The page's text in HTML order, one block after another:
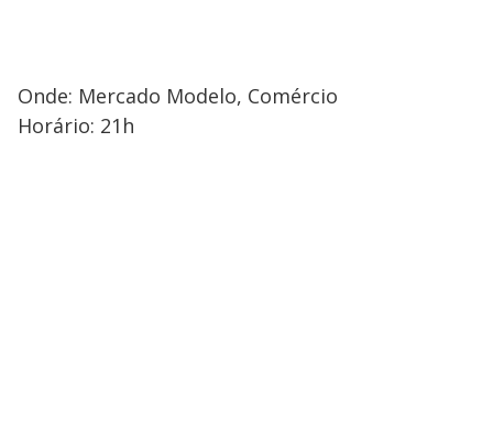
Onde: Mercado Modelo, Comércio
Horário: 21h